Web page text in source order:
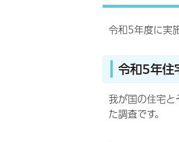
令和5年度に実
令和5年住
我が国の住宅と
た調査です。